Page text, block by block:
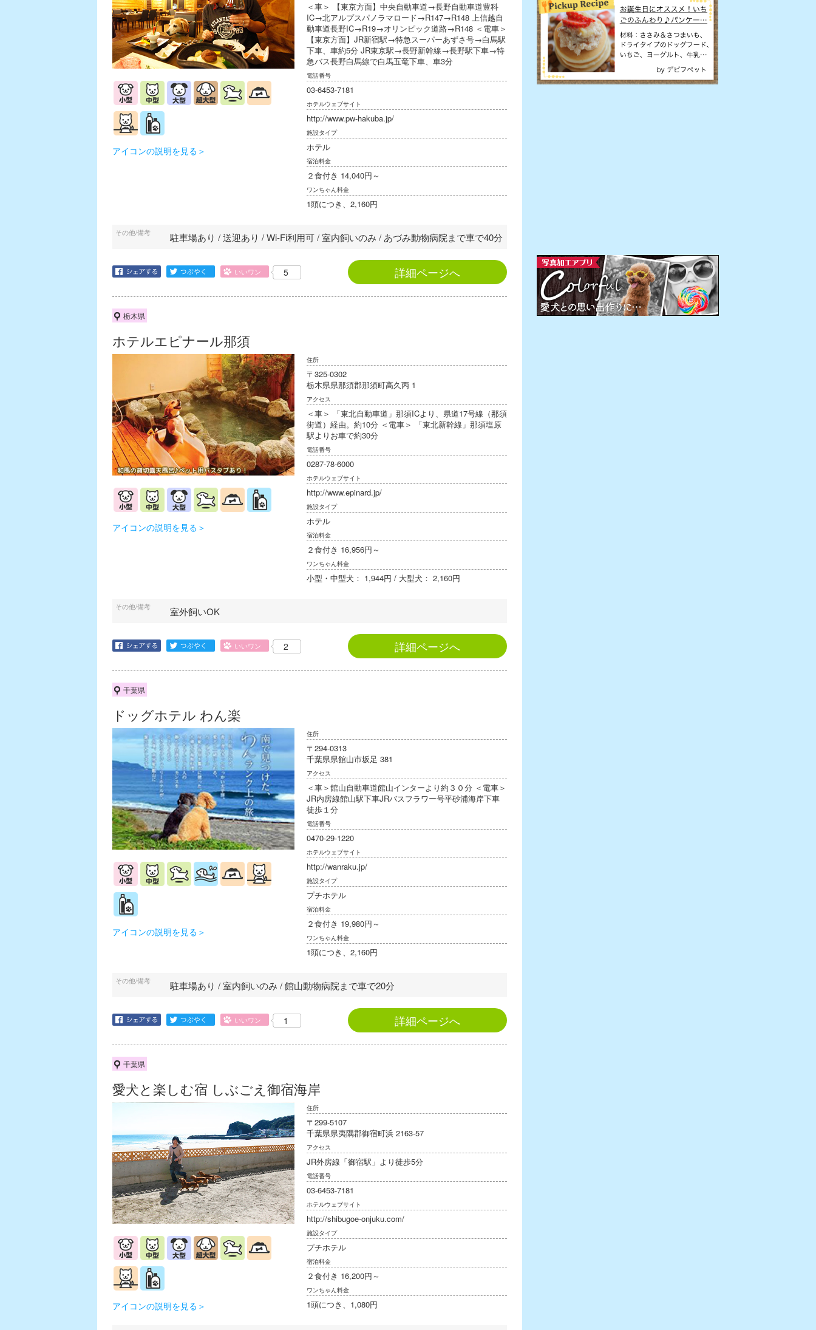
アイコンの説明を見る＞
＜車＞ 【東京方面】中央自動車道→長野自動車道豊科
IC→北アルプスパノラマロード→R147→R148 上信越自
動車道長野IC→R19→オリンピック道路→R148 ＜電車＞
【東京方面】JR新宿駅→特急スーパーあずさ号→白馬駅
下車、車約5分 JR東京駅→長野新幹線→長野駅下車→特
急バス長野白馬線で白馬五竜下車、車3分
電話番号
03-6453-7181
ホテルウェブサイト
http://www.pw-hakuba.jp/
施設タイプ
ホテル
宿泊料金
２食付き 14,040円～
ワンちゃん料金
1頭につき、2,160円
その他/備考 駐車場あり / 送迎あり / Wi-Fi利用可 / 室内飼いのみ / あづみ動物病院まで車で40分
5 詳細ページへ
栃木県
ホテルエピナール那須
アイコンの説明を見る＞
住所
〒325-0302
栃木県県那須郡那須町高久丙 1
アクセス
＜車＞ 「東北自動車道」那須ICより、県道17号線（那須
街道）経由。約10分 ＜電車＞ 「東北新幹線」那須塩原
駅よりお車で約30分
電話番号
0287-78-6000
ホテルウェブサイト
http://www.epinard.jp/
施設タイプ
ホテル
宿泊料金
２食付き 16,956円～
ワンちゃん料金
小型・中型犬： 1,944円 / 大型犬： 2,160円
その他/備考 室外飼いOK
2 詳細ページへ
千葉県
ドッグホテル わん楽
アイコンの説明を見る＞
住所
〒294-0313
千葉県県館山市坂足 381
アクセス
＜車＞館山自動車道館山インターより約３０分 ＜電車＞
JR内房線館山駅下車JRバスフラワー号平砂浦海岸下車
徒歩１分
電話番号
0470-29-1220
ホテルウェブサイト
http://wanraku.jp/
施設タイプ
プチホテル
宿泊料金
２食付き 19,980円～
ワンちゃん料金
1頭につき、2,160円
その他/備考 駐車場あり / 室内飼いのみ / 館山動物病院まで車で20分
1 詳細ページへ
千葉県
愛犬と楽しむ宿 しぶごえ御宿海岸
アイコンの説明を見る＞
住所
〒299-5107
千葉県県夷隅郡御宿町浜 2163-57
アクセス
JR外房線「御宿駅」より徒歩5分
電話番号
03-6453-7181
ホテルウェブサイト
http://shibugoe-onjuku.com/
施設タイプ
プチホテル
宿泊料金
２食付き 16,200円～
ワンちゃん料金
1頭につき、1,080円